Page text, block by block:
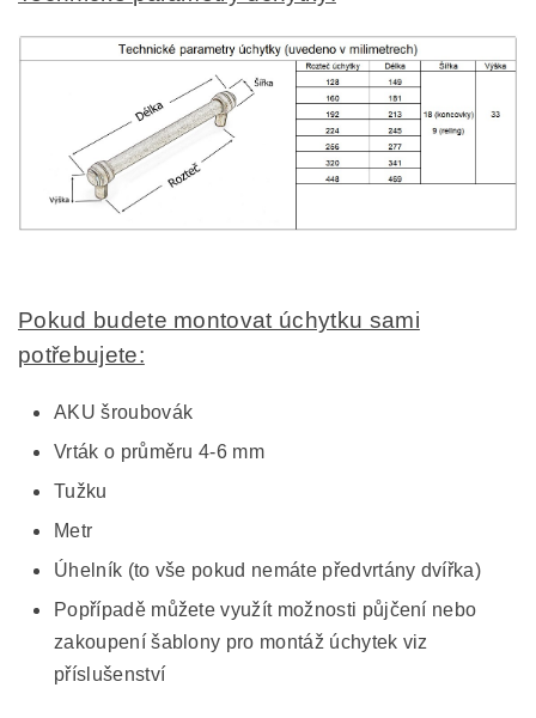
Pokud budete montovat úchytku sami
potřebujete:
AKU šroubovák
Vrták o průměru 4-6 mm
Tužku
Metr
Úhelník (to vše pokud nemáte předvrtány dvířka)
Popřípadě můžete využít možnosti půjčení nebo
zakoupení šablony pro montáž úchytek viz
příslušenství